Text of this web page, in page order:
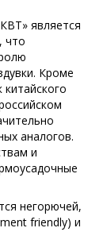
является
что
Кроме
аналогов.
и
негорючей,
friendly) и